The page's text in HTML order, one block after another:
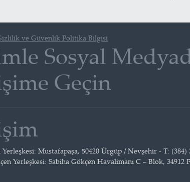
ve Güvenlik Politika Bilgisi
Sosyal
Geçin
Mustafapaşa, 50420 Ürgüp / Nevşehir - T:
Yerleşkesi: Sabiha Gökçen Havalimanı C – Blok,